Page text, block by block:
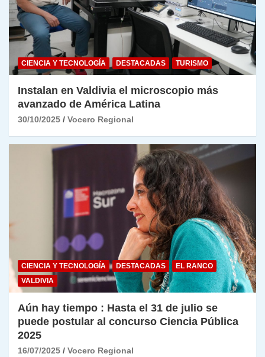
CIENCIA Y TECNOLOGÍA DESTACADAS TURISMO
Instalan en Valdivia el microscopio más
avanzado de América Latina
30/10/2025 Vocero Regional
CIENCIA Y TECNOLOGÍA DESTACADAS
EL RANCO
VALDIVIA
Aún hay tiempo : Hasta el 31 de julio se
puede postular al concurso Ciencia Pública
2025
16/07/2025 Vocero Regional